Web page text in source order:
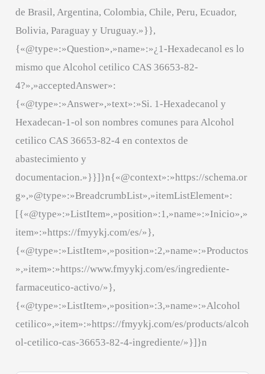
de Brasil, Argentina, Colombia, Chile, Peru, Ecuador,
Bolivia, Paraguay y Uruguay.»}},
{«@type»:»Question»,»name»:»¿1-Hexadecanol es lo
mismo que Alcohol cetilico CAS 36653-82-
4?»,»acceptedAnswer»:
{«@type»:»Answer»,»text»:»Si. 1-Hexadecanol y
Hexadecan-1-ol son nombres comunes para Alcohol
cetilico CAS 36653-82-4 en contextos de
abastecimiento y
documentacion.»}}]}n{«@context»:»https://schema.or
g»,»@type»:»BreadcrumbList»,»itemListElement»:
[{«@type»:»ListItem»,»position»:1,»name»:»Inicio»,»
item»:»https://fmyykj.com/es/»},
{«@type»:»ListItem»,»position»:2,»name»:»Productos
»,»item»:»https://www.fmyykj.com/es/ingrediente-
farmaceutico-activo/»},
{«@type»:»ListItem»,»position»:3,»name»:»Alcohol
cetilico»,»item»:»https://fmyykj.com/es/products/alcoh
ol-cetilico-cas-36653-82-4-ingrediente/»}]}n